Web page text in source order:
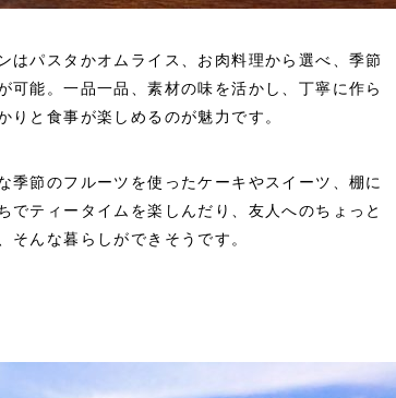
はパスタかオムライス、お肉料理から選べ、季節
可能。一品一品、素材の味を活かし、丁寧に作ら
と食事が楽しめるのが魅力です。
季節のフルーツを使ったケーキやスイーツ、棚に
でティータイムを楽しんだり、友人へのちょっと
そんな暮らしができそうです。